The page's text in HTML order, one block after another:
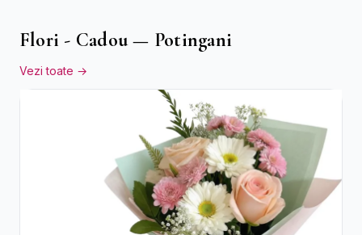
Flori - Cadou — Potingani
Vezi toate →